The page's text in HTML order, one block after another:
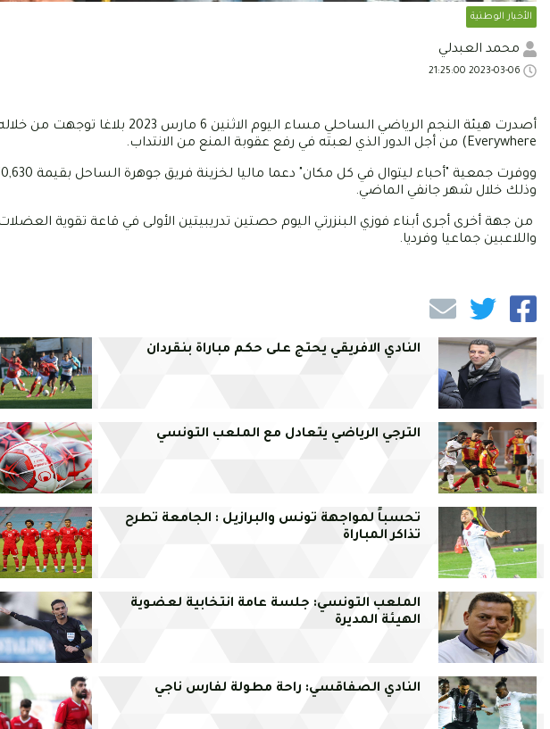
الأخبار الوطنية
محمد العبدلي
Everywhere) من أجل الدور الذي لعبته في رفع عقوبة المنع من الانتداب.
وذلك خلال شهر جانفي الماضي.
من جهة أخرى أجرى أبناء فوزي البنزرتي اليوم حصتين تدريبيتين الأولى في قاعة تقوية
واللاعبين جماعيا وفرديا.
النادي الافريقي يحتج على حكم مباراة بنقردان
الترجي الرياضي يتعادل مع الملعب التونسي
تحسباً لمواجهة تونس والبرازيل : الجامعة تطرح
تذاكر المباراة
الملعب التونسي: جلسة عامة انتخابية لعضوية
الهيئة المديرة
النادي الصفاقسي: راحة مطولة لفارس ناجي